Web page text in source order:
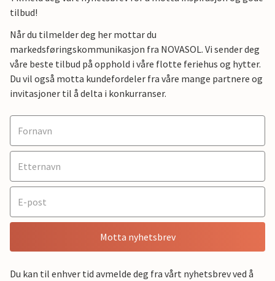
tilbud!
Når du tilmelder deg her mottar du
markedsføringskommunikasjon fra NOVASOL. Vi sender deg
våre beste tilbud på opphold i våre flotte feriehus og hytter.
Du vil også motta kundefordeler fra våre mange partnere og
invitasjoner til å delta i konkurranser.
Motta nyhetsbrev
Du kan til enhver tid avmelde deg fra vårt nyhetsbrev ved å